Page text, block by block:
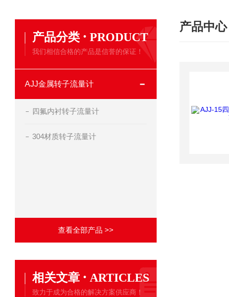
产品分类 · PRODUCT
我们相信合格的产品是信誉的保证！
AJJ金属转子流量计
四氟内衬转子流量计
304材质转子流量计
查看全部产品 >>
相关文章 · ARTICLES
致力于成为合格的解决方案供应商！
产品中心